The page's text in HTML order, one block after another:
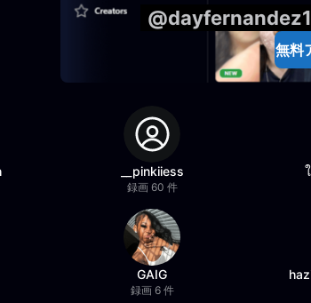
無料
__pinkiiess
録画 60 件
GAIG
録画 6 件